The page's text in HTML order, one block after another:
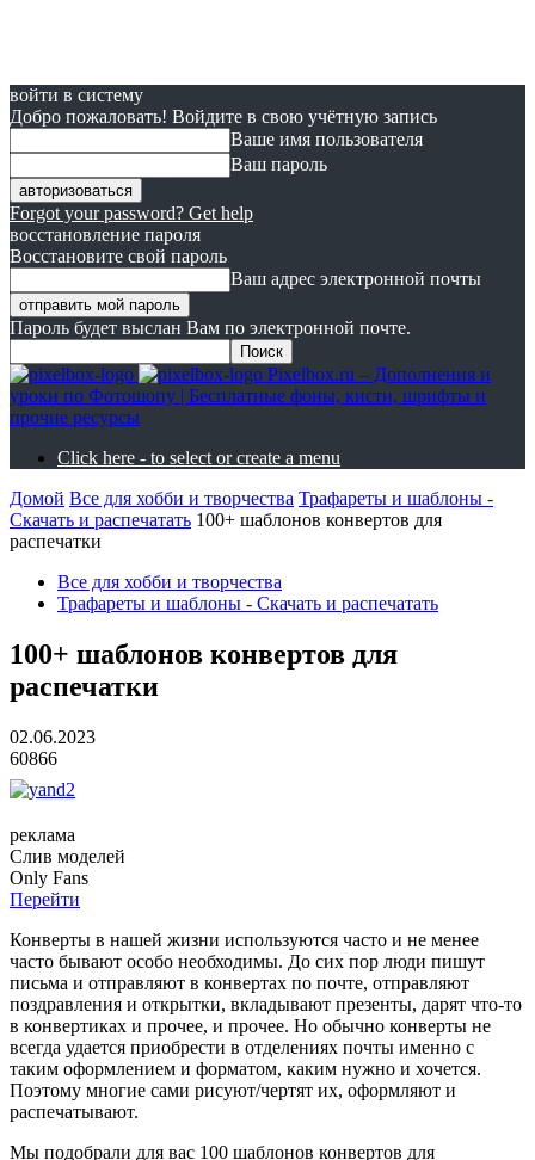
войти в систему
Добро пожаловать! Войдите в свою учётную запись
Ваше имя пользователя
Ваш пароль
Forgot your password? Get help
восстановление пароля
Восстановите свой пароль
Ваш адрес электронной почты
Пароль будет выслан Вам по электронной почте.
Pixelbox.ru – Дополнения и
уроки по Фотошопу | Бесплатные фоны, кисти, шрифты и
прочие ресурсы
Click here - to select or create a menu
Домой Все для хобби и творчества Трафареты и шаблоны -
Скачать и распечатать 100+ шаблонов конвертов для
распечатки
Все для хобби и творчества
Трафареты и шаблоны - Скачать и распечатать
100+ шаблонов конвертов для
распечатки
02.06.2023
60866
реклама
Слив моделей
Only Fans
Перейти
Конверты в нашей жизни используются часто и не менее
часто бывают особо необходимы. До сих пор люди пишут
письма и отправляют в конвертах по почте, отправляют
поздравления и открытки, вкладывают презенты, дарят что-то
в конвертиках и прочее, и прочее. Но обычно конверты не
всегда удается приобрести в отделениях почты именно с
таким оформлением и форматом, каким нужно и хочется.
Поэтому многие сами рисуют/чертят их, оформляют и
распечатывают.
Мы подобрали для вас 100 шаблонов конвертов для